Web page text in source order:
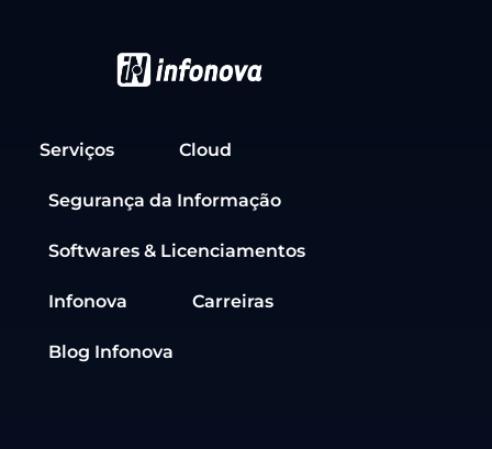
Serviços Cloud
Segurança da Informação
Softwares & Licenciamentos
Infonova Carreiras
Blog Infonova